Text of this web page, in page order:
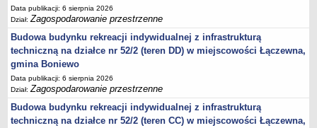
bezdomności zwierząt na terenie Gminy Boniewo
Gminny Program Opieki Nad Zabytkami Gminy Boniewo na lata
2023 - 2026
Program profilaktyki i wczesnego wykrywania osteoporozy wśród
mieszkańców Gminy Boniewo na lata 2023-2025”
Gminny Program Wspierania Rodziny dla Gminy Boniewo na lata
2024-2026
DRUKI
Data publikacji: 6 sierpnia 2026
Dział:Zagospodarowanie przestrzenne
Budowa budynku rekreacji indywidualnej z infrastrukturą
techniczną na działce nr 52/2 (teren DD) w miejscowości Łączewna,
gmina Boniewo
Data publikacji: 6 sierpnia 2026
Dział:Zagospodarowanie przestrzenne
Budowa budynku rekreacji indywidualnej z infrastrukturą
techniczną na działce nr 52/2 (teren CC) w miejscowości Łączewna,